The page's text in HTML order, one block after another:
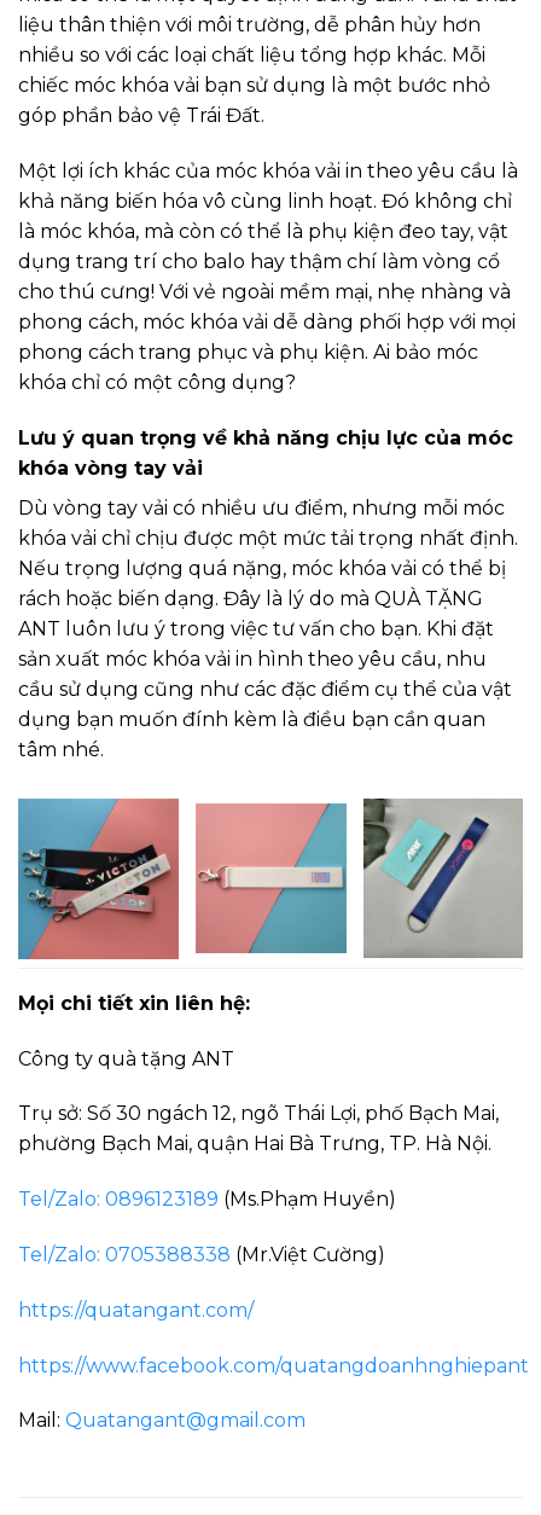
liệu thân thiện với môi trường, dễ phân hủy hơn
nhiều so với các loại chất liệu tổng hợp khác. Mỗi
chiếc móc khóa vải bạn sử dụng là một bước nhỏ
góp phần bảo vệ Trái Đất.
Một lợi ích khác của móc khóa vải in theo yêu cầu là
khả năng biến hóa vô cùng linh hoạt. Đó không chỉ
là móc khóa, mà còn có thể là phụ kiện đeo tay, vật
dụng trang trí cho balo hay thậm chí làm vòng cổ
cho thú cưng! Với vẻ ngoài mềm mại, nhẹ nhàng và
phong cách, móc khóa vải dễ dàng phối hợp với mọi
phong cách trang phục và phụ kiện. Ai bảo móc
khóa chỉ có một công dụng?
Lưu ý quan trọng về khả năng chịu lực của móc
khóa vòng tay vải
Dù vòng tay vải có nhiều ưu điểm, nhưng mỗi móc
khóa vải chỉ chịu được một mức tải trọng nhất định.
Nếu trọng lượng quá nặng, móc khóa vải có thể bị
rách hoặc biến dạng. Đây là lý do mà QUÀ TẶNG
ANT luôn lưu ý trong việc tư vấn cho bạn. Khi đặt
sản xuất móc khóa vải in hình theo yêu cầu, nhu
cầu sử dụng cũng như các đặc điểm cụ thể của vật
dụng bạn muốn đính kèm là điều bạn cần quan
tâm nhé.
Mọi chi tiết xin liên hệ:
Công ty quà tặng ANT
Trụ sở: Số 30 ngách 12, ngõ Thái Lợi, phố Bạch Mai,
phường Bạch Mai, quận Hai Bà Trưng, TP. Hà Nội.
Tel/Zalo: 0896123189 (Ms.Phạm Huyền)
Tel/Zalo: 0705388338 (Mr.Việt Cường)
https://quatangant.com/
https://www.facebook.com/quatangdoanhnghiepant
Mail: Quatangant@gmail.com